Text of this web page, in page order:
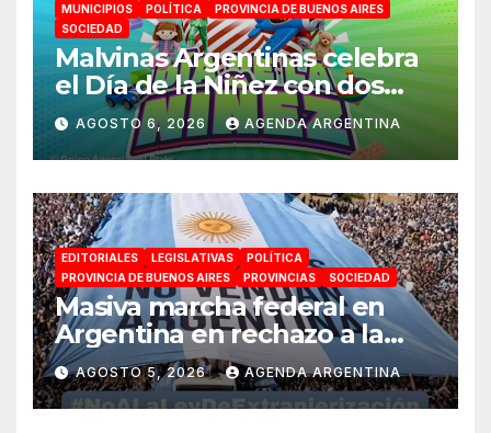
MUNICIPIOS POLÍTICA
PROVINCIA DE BUENOS AIRES
SOCIEDAD
Malvinas Argentinas celebra
el Día de la Niñez con dos
jornadas de juegos,
espectáculos y actividades
para toda la familia
AGOSTO 6, 2026 AGENDA ARGENTINA
EDITORIALES LEGISLATIVAS
POLÍTICA
PROVINCIA DE BUENOS AIRES
PROVINCIAS SOCIEDAD
Masiva marcha federal en
Argentina en rechazo a la
reforma de la Ley de Tierras
impulsada por Milei: «La
soberanía no se negocia»
AGOSTO 5, 2026 AGENDA ARGENTINA